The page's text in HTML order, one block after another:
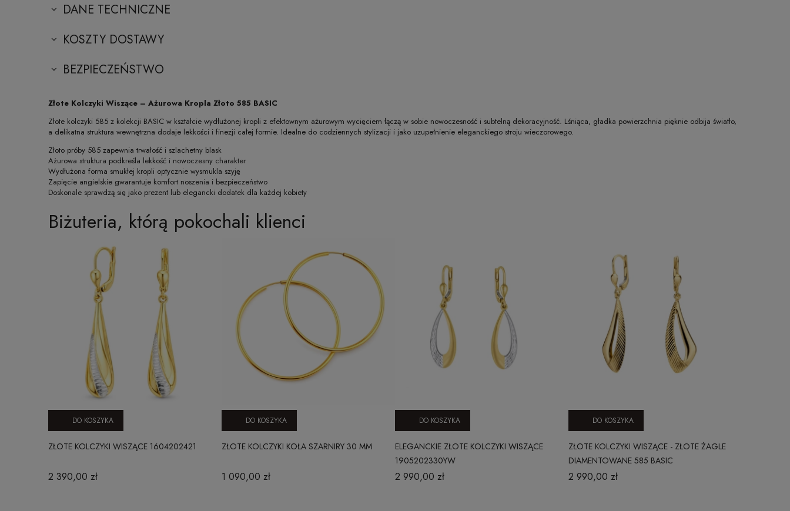
DANE TECHNICZNE
KOSZTY DOSTAWY
BEZPIECZEŃSTWO
Złote Kolczyki Wiszące – Ażurowa Kropla Złoto 585 BASIC
Złote kolczyki 585 z kolekcji BASIC w kształcie wydłużonej kropli z efektownym ażurowym wycięciem łączą w sobie nowoczesność i subtelną dekoracyjność. Lśniąca, gładka powierzchnia pięknie odbija światło,
a delikatna struktura wewnętrzna dodaje lekkości i finezji całej formie. Idealne do codziennych stylizacji i jako uzupełnienie eleganckiego stroju wieczorowego.
Złoto próby 585 zapewnia trwałość i szlachetny blask
Ażurowa struktura podkreśla lekkość i nowoczesny charakter
Wydłużona forma smukłej kropli optycznie wysmukla szyję
Zapięcie angielskie gwarantuje komfort noszenia i bezpieczeństwo
Doskonale sprawdzą się jako prezent lub elegancki dodatek dla każdej kobiety
Biżuteria, którą pokochali klienci
ZŁOTE KOLCZYKI WISZĄCE 1604202421
2 390,00 zł
DO KOSZYKA
ZŁOTE KOLCZYKI KOŁA SZARNIRY 30 MM
1 090,00 zł
DO KOSZYKA
ELEGANCKIE ZŁOTE KOLCZYKI WISZĄCE
1905202330YW
2 990,00 zł
DO KOSZYKA
ZŁOTE KOLCZYKI WISZĄCE - ZŁOTE ŻAGLE
DIAMENTOWANE 585 BASIC
2 990,00 zł
DO KOSZYKA